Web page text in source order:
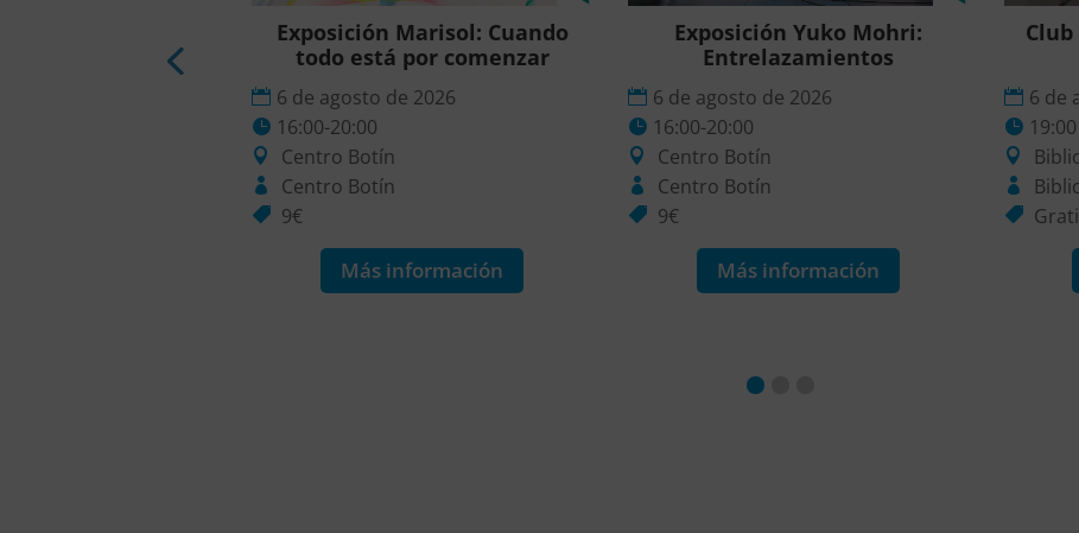
por comenzar
Exposición Marisol: Cuando
todo está por comenzar
6 de agosto de 2026
16:00-20:00
Centro Botín
Centro Botín
9€
Más información
Exposición Yuko Mohri:
Entrelazamientos
6 de agosto de 2026
16:00-20:00
Centro Botín
Centro Botín
9€
Más información
6 de
19:00